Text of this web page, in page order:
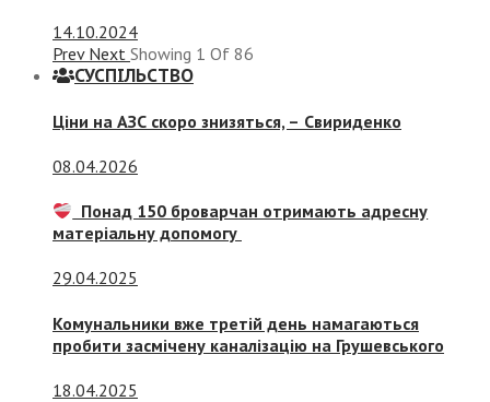
14.10.2024
Prev Next Showing 1 Of 86
СУСПIЛЬСТВО
Ціни на АЗС скоро знизяться, – Свириденко
08.04.2026
Понад 150 броварчан отримають адресну
матеріальну допомогу
29.04.2025
Комунальники вже третій день намагаються
пробити засмічену каналізацію на Грушевського
18.04.2025